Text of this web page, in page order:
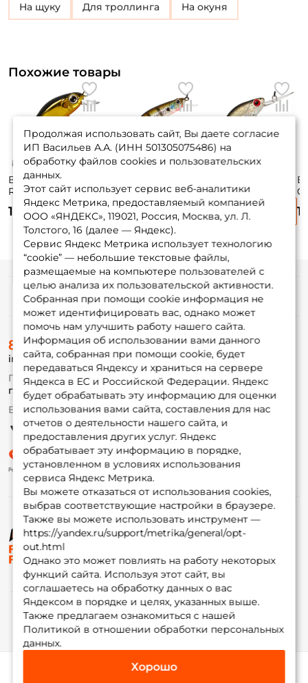
на щуку для троллинга на окуня
Похожие товары
Воблер Zipbaits
Rigge 35f 3,5см.
2гр. #050R до 0,8м.
floating
1 750 ₽
Orbit 80 Sp-sr 8см.
8,5гр. #509R до 1м.
suspending
1 890 ₽
Khamsin Jr. 50 Dr
5см. 4,2гр. #510R
до 1,5м. suspending
1 690 ₽ 1
Продолжая использовать сайт, Вы даете согласие
ИП Васильев А.А. (ИНН 501305075486) на
обработку файлов cookies и пользовательских
данных.
Этот сайт использует сервис веб-аналитики
Яндекс Метрика, предоставляемый компанией
ООО «ЯНДЕКС», 119021, Россия, Москва, ул. Л.
Толстого, 16 (далее — Яндекс).
Сервис Яндекс Метрика использует технологию
“cookie” — небольшие текстовые файлы,
размещаемые на компьютере пользователей с
целью анализа их пользовательской активности.
Собранная при помощи cookie информация не
может идентифицировать вас, однако может
помочь нам улучшить работу нашего сайта.
Информация об использовании вами данного
сайта, собранная при помощи cookie, будет
передаваться Яндексу и храниться на сервере
Яндекса в ЕС и Российской Федерации. Яндекс
будет обрабатывать эту информацию для оценки
использования вами сайта, составления для нас
отчетов о деятельности нашего сайта, и
предоставления других услуг. Яндекс
обрабатывает эту информацию в порядке,
установленном в условиях использования
сервиса Яндекс Метрика.
Вы можете отказаться от использования cookies,
выбрав соответствующие настройки в браузере.
Также вы можете использовать инструмент —
https://yandex.ru/support/metrika/general/opt-
out.html
Однако это может повлиять на работу некоторых
функций сайта. Используя этот сайт, вы
соглашаетесь на обработку данных о вас
Яндексом в порядке и целях, указанных выше.
Также предлагаем ознакомиться с нашей
Политикой в отношении обработки персональных
данных.
Хорошо
© ФоксФишинг, 2009-2026
Информация
О магазине
Доставка
Оплата
Fox-bonus
Гуру
Партнерская программа
8 (495) 532-77-88
info@foxfishing.ru
По вопросам с заказом
г. Москва, ул. Плеханова д.7
Ежедневно 10:00 до 20:00